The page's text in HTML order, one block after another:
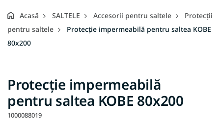
Acasă SALTELE Accesorii pentru saltele
Protecții
pentru saltele
Protecție impermeabilă pentru saltea KOBE
80x200
Protecție impermeabilă
pentru saltea KOBE 80x200
1000088019